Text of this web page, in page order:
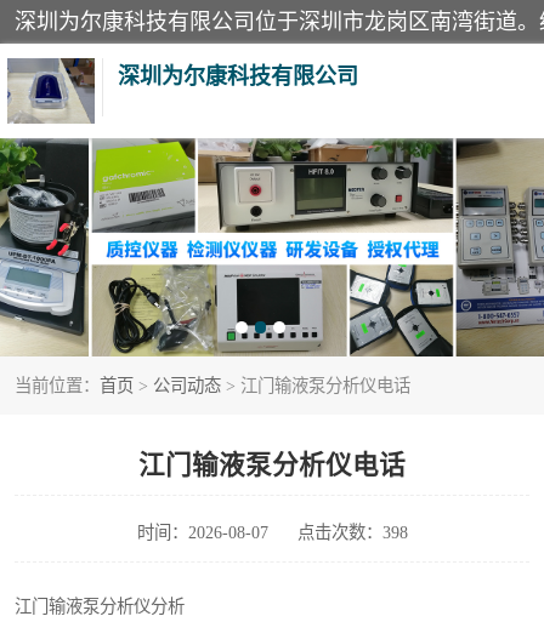
深圳为尔康科技有限公司
当前位置： 首页 > 公司动态 > 江门输液泵分析仪电话
江门输液泵分析仪电话
时间：2026-08-07 点击次数：398
江门输液泵分析仪分析
教学模型
模拟器
测试卡
X射线检测仪